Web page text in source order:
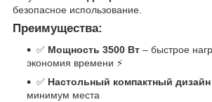
безопасное использование.
Преимущества:
✅ Мощность 3500 Вт – быстрое
экономия времени ⚡
✅ Настольный компактный дизайн
минимум места